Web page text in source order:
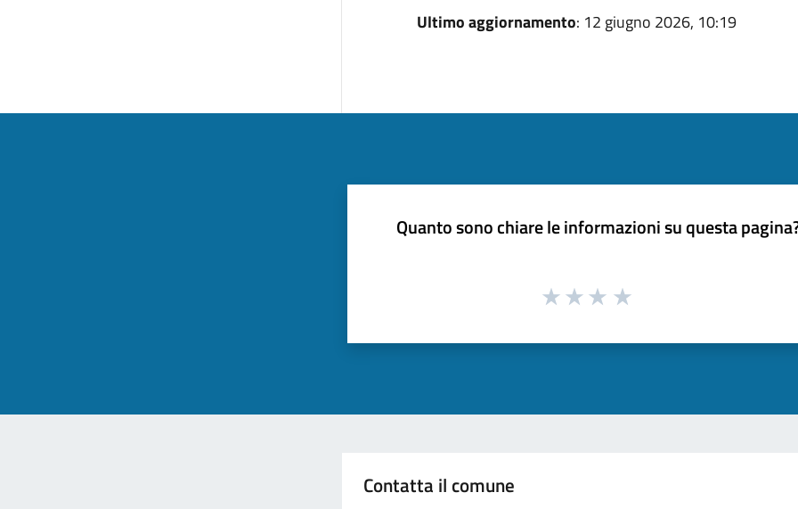
Ultimo aggiornamento: 12 giugno 2026, 10:19
Quanto sono chiare le informazioni su questa
Contatta il comune